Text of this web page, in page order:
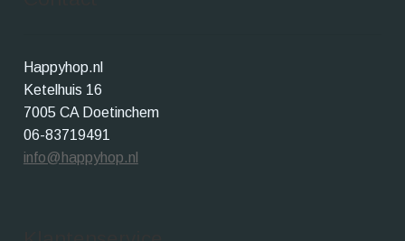
Happyhop.nl
Ketelhuis 16
7005 CA Doetinchem
06-83719491
info@happyhop.nl